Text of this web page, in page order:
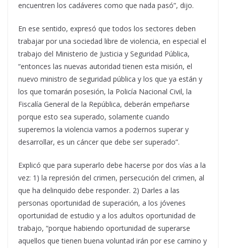
encuentren los cadáveres como que nada pasó”, dijo.
En ese sentido, expresó que todos los sectores deben
trabajar por una sociedad libre de violencia, en especial el
trabajo del Ministerio de Justicia y Seguridad Pública,
“entonces las nuevas autoridad tienen esta misión, el
nuevo ministro de seguridad pública y los que ya están y
los que tomarán posesión, la Policía Nacional Civil, la
Fiscalía General de la República, deberán empeñarse
porque esto sea superado, solamente cuando
superemos la violencia vamos a podernos superar y
desarrollar, es un cáncer que debe ser superado”.
Explicó que para superarlo debe hacerse por dos vías a la
vez: 1) la represión del crimen, persecución del crimen, al
que ha delinquido debe responder. 2) Darles a las
personas oportunidad de superación, a los jóvenes
oportunidad de estudio y a los adultos oportunidad de
trabajo, “porque habiendo oportunidad de superarse
aquellos que tienen buena voluntad irán por ese camino y